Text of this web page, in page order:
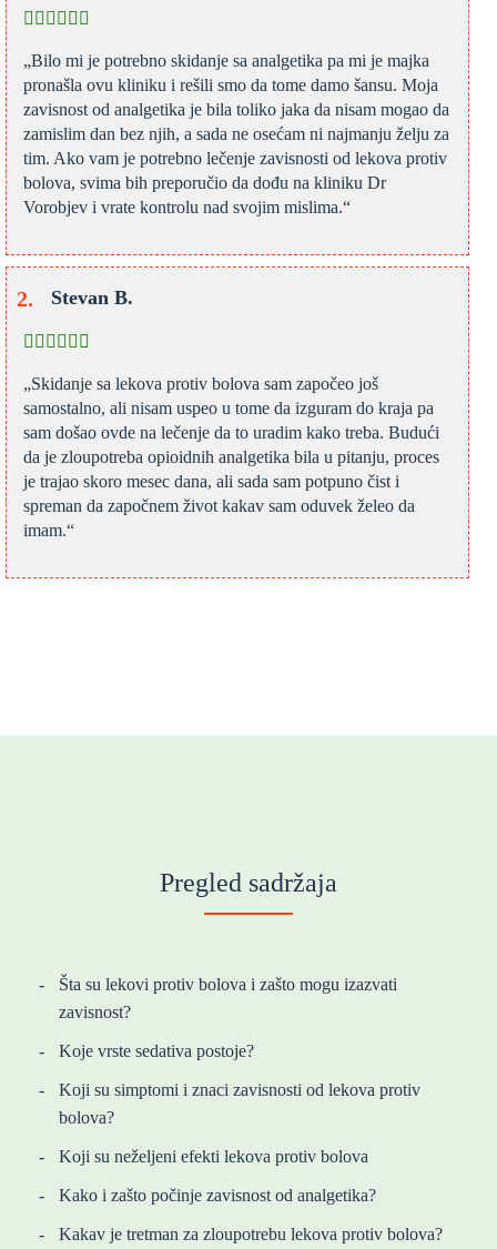
„Bilo mi je potrebno skidanje sa analgetika pa mi je majka
pronašla ovu kliniku i rešili smo da tome damo šansu. Moja
zavisnost od analgetika je bila toliko jaka da nisam mogao da
zamislim dan bez njih, a sada ne osećam ni najmanju želju za
tim. Ako vam je potrebno lečenje zavisnosti od lekova protiv
bolova, svima bih preporučio da dođu na kliniku Dr
Vorobjev i vrate kontrolu nad svojim mislima.“
Stevan B.
„Skidanje sa lekova protiv bolova sam započeo još
samostalno, ali nisam uspeo u tome da izguram do kraja pa
sam došao ovde na lečenje da to uradim kako treba. Budući
da je zloupotreba opioidnih analgetika bila u pitanju, proces
je trajao skoro mesec dana, ali sada sam potpuno čist i
spreman da započnem život kakav sam oduvek želeo da
imam.“
Pregled sadržaja
Šta su lekovi protiv bolova i zašto mogu izazvati
zavisnost?
Koje vrste sedativa postoje?
Koji su simptomi i znaci zavisnosti od lekova protiv
bolova?
Koji su neželjeni efekti lekova protiv bolova
Kako i zašto počinje zavisnost od analgetika?
Kakav je tretman za zloupotrebu lekova protiv bolova?